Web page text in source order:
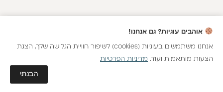
כל הזכויות שמורות
אוהבים עוגיות? גם אנחנו!
אנחנו משתמשים בעוגיות (cookies) לשיפור חוויית הגלישה שלך, הצגת
הצעות מותאמות ועוד. מדיניות הפרטיות
הבנתי